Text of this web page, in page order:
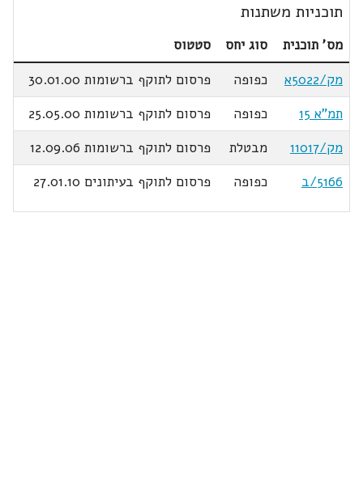
תוכניות משתנות
מס' תוכנית סוג יחס
סטטוס
מק/5022א
כפופה
פרסום לתוקף ברשומות 30.01.00
תמ"א 15
כפופה
פרסום לתוקף ברשומות 25.05.00
מק/11017
מבטלת
פרסום לתוקף ברשומות 12.09.06
5166/ב
כפופה פרסום לתוקף בעיתונים 27.01.10